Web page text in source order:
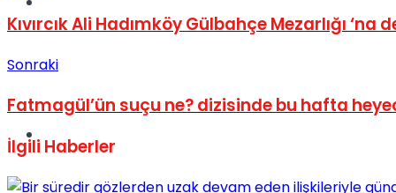
Spor
Kıvırcık Ali Hadımköy Gülbahçe Mezarlığı ‘na
Sonraki
Fatmagül’ün suçu ne? dizisinde bu hafta
İlgili Haberler